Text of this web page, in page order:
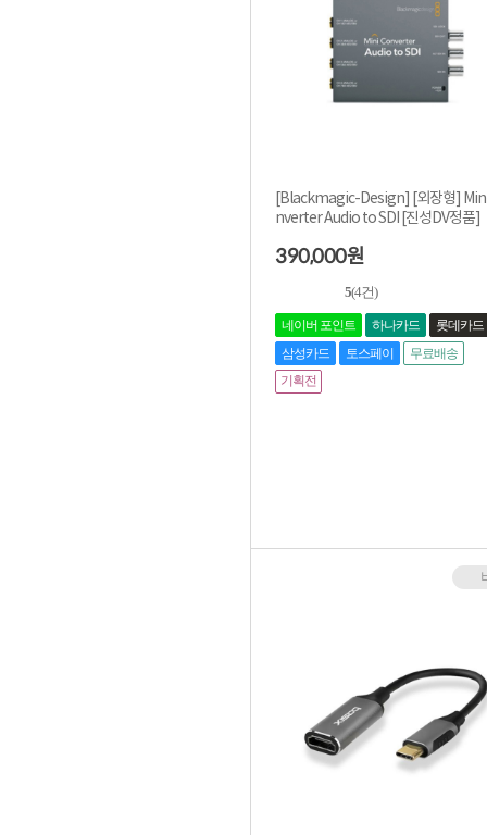
[Blackmagic-Design] [외장형]
nverter Audio to SDI [진성DV정품]
390,000원
5(4건)
네이버 포인트 하나카드
롯데카드
삼성카드
토스페이
무료배송
기획전